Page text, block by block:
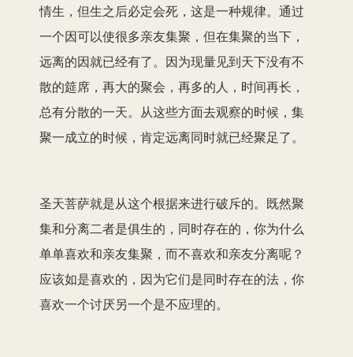
情生，但生之后必定会死，这是一种规律。通过
一个因可以使很多亲友集聚，但在集聚的当下，
远离的因就已经有了。因为现量见到天下没有不
散的筵席，再大的聚会，再多的人，时间再长，
总有分散的一天。从这些方面去观察的时候，集
聚一成立的时候，肯定远离同时就已经聚足了。
圣天菩萨就是从这个根据来进行破斥的。既然聚
集和分离二者是俱生的，同时存在的，你为什么
单单喜欢和亲友集聚，而不喜欢和亲友分离呢？
应该如是喜欢的，因为它们是同时存在的法，你
喜欢一个讨厌另一个是不应理的。